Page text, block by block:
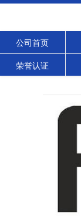
公司首页
荣誉认证